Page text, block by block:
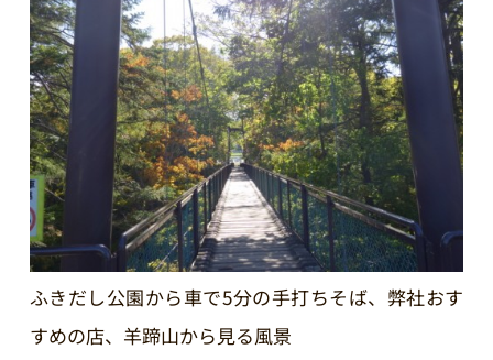
ふきだし公園から車で5分の手打ちそば、弊社おす
すめの店、羊蹄山から見る風景